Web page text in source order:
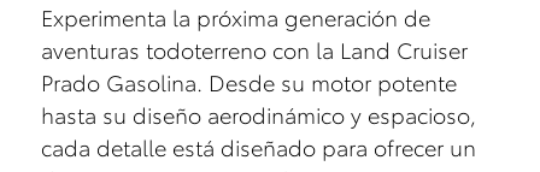
Experimenta la próxima generación de
aventuras todoterreno con la Land Cruiser
Prado Gasolina. Desde su motor potente
hasta su diseño aerodinámico y espacioso,
cada detalle está diseñado para ofrecer un